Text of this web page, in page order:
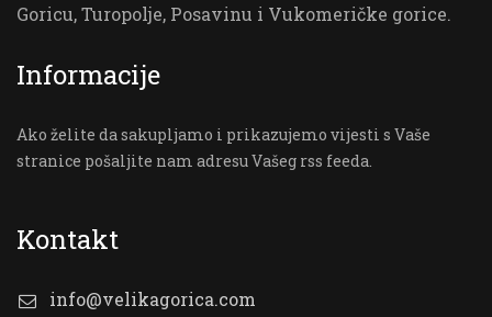
Goricu, Turopolje, Posavinu i Vukomeričke gorice.
Informacije
Ako želite da sakupljamo i prikazujemo vijesti s Vaše
stranice pošaljite nam adresu Vašeg rss feeda.
Kontakt
info@velikagorica.com